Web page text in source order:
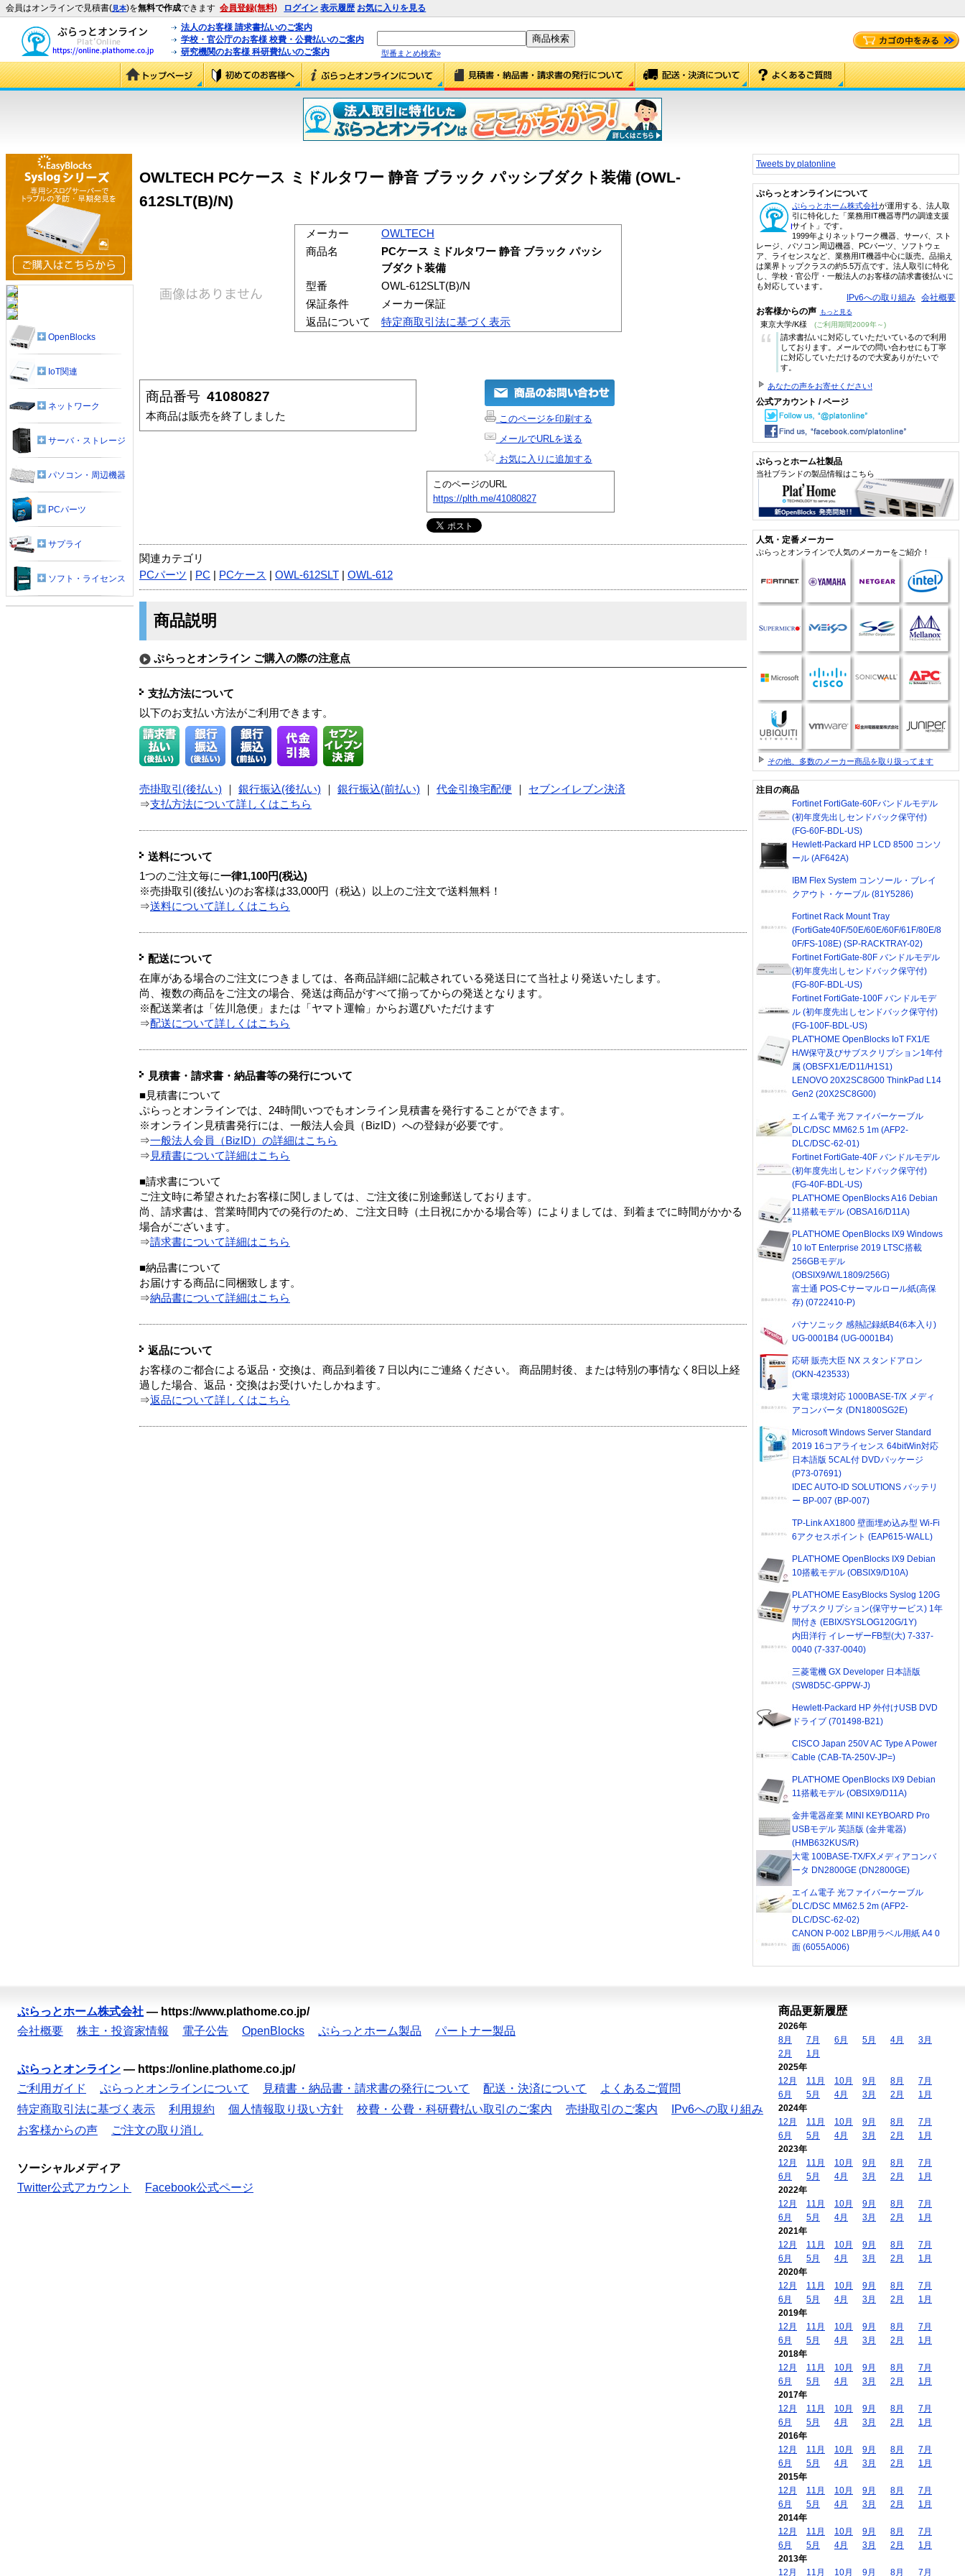
会員はオンラインで見積書(見本)を無料で作成できます 会員登録(無料) ログイン 表示履歴 お気に入りを見る
法人のお客様 請求書払いのご案内
学校・官公庁のお客様 校費・公費払いのご案内
研究機関のお客様 科研費払いのご案内
型番まとめ検索»
OWLTECH PCケース ミドルタワー 静音 ブラック パッシブダクト装備 (OWL-
612SLT(B)/N)
メーカー
OWLTECH
商品名
PCケース ミドルタワー 静音 ブラック パッシ
ブダクト装備
型番
OWL-612SLT(B)/N
保証条件
メーカー保証
返品について
特定商取引法に基づく表示
商品番号 41080827
本商品は販売を終了しました
このページを印刷する
メールでURLを送る
お気に入りに追加する
このページのURL
https://plth.me/41080827
関連カテゴリ
PCパーツ
PC PCケース OWL-612SLT OWL-612
商品説明
ぷらっとオンライン ご購入の際の注意点
支払方法について
以下のお支払い方法がご利用できます。
売掛取引(後払い) 銀行振込(後払い) 銀行振込(前払い) 代金引換宅配便
セブンイレブン決済
⇒支払方法について詳しくはこちら
送料について
1つのご注文毎に一律1,100円(税込)
※売掛取引(後払い)のお客様は33,000円（税込）以上のご注文で送料無料！
⇒送料について詳しくはこちら
配送について
在庫がある場合のご注文につきましては、各商品詳細に記載されている発送日にて当社より発送いたします。
尚、複数の商品をご注文の場合、発送は商品がすべて揃ってからの発送となります。
※配送業者は「佐川急便」または「ヤマト運輸」からお選びいただけます
⇒配送について詳しくはこちら
見積書・請求書・納品書等の発行について
■見積書について
ぷらっとオンラインでは、24時間いつでもオンライン見積書を発行することができます。
※オンライン見積書発行には、一般法人会員（BizID）への登録が必要です。
⇒一般法人会員（BizID）の詳細はこちら
⇒ 見積書について詳細はこちら
■請求書について
ご注文時に希望されたお客様に関しましては、ご注文後に別途郵送しております。
尚、請求書は、営業時間内での発行のため、ご注文日時（土日祝にかかる場合等）によりましては、到着までに時間がかかる
場合がございます。
⇒請求書について詳細はこちら
■納品書について
お届けする商品に同梱致します。
⇒納品書について詳細はこちら
返品について
お客様のご都合による返品・交換は、商品到着後７日以内にご連絡ください。 商品開封後、または特別の事情なく8日以上経
過した場合、返品・交換はお受けいたしかねます。
⇒返品について詳しくはこちら
OpenBlocks
IoT関連
ネットワーク
サーバ・ストレージ
パソコン・周辺機器
PCパーツ
サプライ
ソフト・ライセンス
Tweets by platonline
ぷらっとオンラインについて
ぷらっとホーム株式会社が運用する、法人取
引に特化した「業務用IT機器専門の調達支援
サイト」です。
1999年よりネットワーク機器、サーバ、スト
レージ、パソコン周辺機器、PCパーツ、ソフトウェ
ア、ライセンスなど、業務用IT機器中心に販売。品揃え
は業界トップクラスの約5.5万点です。法人取引に特化
し、学校・官公庁・一般法人のお客様の請求書後払いに
も対応しています。
IPv6への取り組み 会社概要
お客様からの声 もっと見る
東京大学/K様 (ご利用期間2009年～)
“
請求書払いに対応していただいているので利用
しております。メールでの問い合わせにも丁寧
に対応していただけるので大変ありがたいで
す。
あなたの声をお寄せください!
公式アカウント / ページ
ぷらっとホーム社製品
当社ブランドの製品情報はこちら
人気・定番メーカー
ぷらっとオンラインで人気のメーカーをご紹介！
その他、多数のメーカー商品を取り扱ってます
注目の商品
Fortinet FortiGate-60Fバンドルモデル
(初年度先出しセンドバック保守付)
(FG-60F-BDL-US)
Hewlett-Packard HP LCD 8500 コンソ
ール (AF642A)
IBM Flex System コンソール・ブレイ
クアウト・ケーブル (81Y5286)
Fortinet Rack Mount Tray
(FortiGate40F/50E/60E/60F/61F/80E/8
0F/FS-108E) (SP-RACKTRAY-02)
Fortinet FortiGate-80F バンドルモデル
(初年度先出しセンドバック保守付)
(FG-80F-BDL-US)
Fortinet FortiGate-100F バンドルモデ
ル (初年度先出しセンドバック保守付)
(FG-100F-BDL-US)
PLAT'HOME OpenBlocks IoT FX1/E
H/W保守及びサブスクリプション1年付
属 (OBSFX1/E/D11/H1S1)
LENOVO 20X2SC8G00 ThinkPad L14
Gen2 (20X2SC8G00)
エイム電子 光ファイバーケーブル
DLC/DSC MM62.5 1m (AFP2-
DLC/DSC-62-01)
Fortinet FortiGate-40F バンドルモデル
(初年度先出しセンドバック保守付)
(FG-40F-BDL-US)
PLAT'HOME OpenBlocks A16 Debian
11搭載モデル (OBSA16/D11A)
PLAT'HOME OpenBlocks IX9 Windows
10 IoT Enterprise 2019 LTSC搭載
256GBモデル
(OBSIX9/W/L1809/256G)
富士通 POS-Cサーマルロール紙(高保
存) (0722410-P)
パナソニック 感熱記録紙B4(6本入り)
UG-0001B4 (UG-0001B4)
応研 販売大臣 NX スタンドアロン
(OKN-423533)
大電 環境対応 1000BASE-T/X メディ
アコンバータ (DN1800SG2E)
Microsoft Windows Server Standard
2019 16コアライセンス 64bitWin対応
日本語版 5CAL付 DVDパッケージ
(P73-07691)
IDEC AUTO-ID SOLUTIONS バッテリ
ー BP-007 (BP-007)
TP-Link AX1800 壁面埋め込み型 Wi-Fi
6アクセスポイント (EAP615-WALL)
PLAT'HOME OpenBlocks IX9 Debian
10搭載モデル (OBSIX9/D10A)
PLAT'HOME EasyBlocks Syslog 120G
サブスクリプション(保守サービス) 1年
間付き (EBIX/SYSLOG120G/1Y)
内田洋行 イレーザーFB型(大) 7-337-
0040 (7-337-0040)
三菱電機 GX Developer 日本語版
(SW8D5C-GPPW-J)
Hewlett-Packard HP 外付けUSB DVD
ドライブ (701498-B21)
CISCO Japan 250V AC Type A Power
Cable (CAB-TA-250V-JP=)
PLAT'HOME OpenBlocks IX9 Debian
11搭載モデル (OBSIX9/D11A)
金井電器産業 MINI KEYBOARD Pro
USBモデル 英語版 (金井電器)
(HMB632KUS/R)
大電 100BASE-TX/FXメディアコンバ
ータ DN2800GE (DN2800GE)
エイム電子 光ファイバーケーブル
DLC/DSC MM62.5 2m (AFP2-
DLC/DSC-62-02)
CANON P-002 LBP用ラベル用紙 A4 0
面 (6055A006)
ぷらっとホーム株式会社 — https://www.plathome.co.jp/
会社概要
株主・投資家情報 電子公告 OpenBlocks ぷらっとホーム製品 パートナー製品
ぷらっとオンライン — https://online.plathome.co.jp/
ご利用ガイド
ぷらっとオンラインについて 見積書・納品書・請求書の発行について 配送・決済について
よくあるご質問
特定商取引法に基づく表示
利用規約 個人情報取り扱い方針 校費・公費・科研費払い取引のご案内 売掛取引のご案内
IPv6への取り組み
お客様からの声
ご注文の取り消し
ソーシャルメディア
Twitter公式アカウント
Facebook公式ページ
商品更新履歴
2026年
8月
7月 6月 5月 4月
3月
2月
1月
2025年
12月
11月 10月 9月 8月
7月
6月
5月 4月 3月 2月
1月
2024年
12月
11月 10月 9月 8月
7月
6月
5月 4月 3月 2月
1月
2023年
12月
11月 10月 9月 8月
7月
6月
5月 4月 3月 2月
1月
2022年
12月
11月 10月 9月 8月
7月
6月
5月 4月 3月 2月
1月
2021年
12月
11月 10月 9月 8月
7月
6月
5月 4月 3月 2月
1月
2020年
12月
11月 10月 9月 8月
7月
6月
5月 4月 3月 2月
1月
2019年
12月
11月 10月 9月 8月
7月
6月
5月 4月 3月 2月
1月
2018年
12月
11月 10月 9月 8月
7月
6月
5月 4月 3月 2月
1月
2017年
12月
11月 10月 9月 8月
7月
6月
5月 4月 3月 2月
1月
2016年
12月
11月 10月 9月 8月
7月
6月
5月 4月 3月 2月
1月
2015年
12月
11月 10月 9月 8月
7月
6月
5月 4月 3月 2月
1月
2014年
12月
11月 10月 9月 8月
7月
6月
5月 4月 3月 2月
1月
2013年
12月
11月 10月 9月 8月 7月